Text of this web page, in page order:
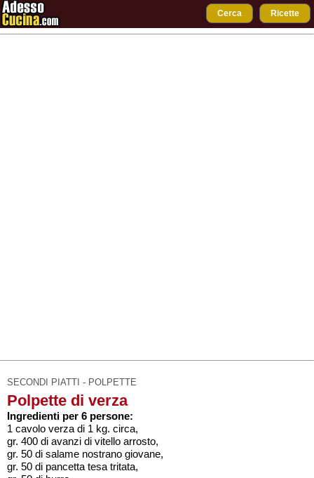
Cerca Ricette
SECONDI PIATTI - POLPETTE
Polpette di verza
Ingredienti per 6 persone:
1 cavolo verza di 1 kg. circa,
gr. 400 di avanzi di vitello arrosto,
gr. 50 di salame nostrano giovane,
gr. 50 di pancetta tesa tritata,